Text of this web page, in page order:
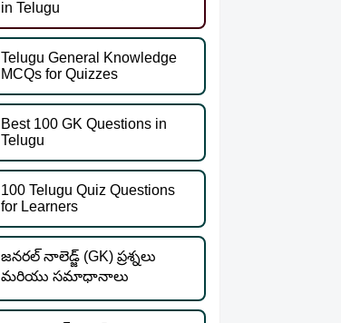
in Telugu
Telugu General Knowledge
MCQs for Quizzes
Best 100 GK Questions in
Telugu
100 Telugu Quiz Questions
for Learners
జనరల్ నాలెడ్జ్ (GK) ప్రశ్నలు
మరియు సమాధానాలు